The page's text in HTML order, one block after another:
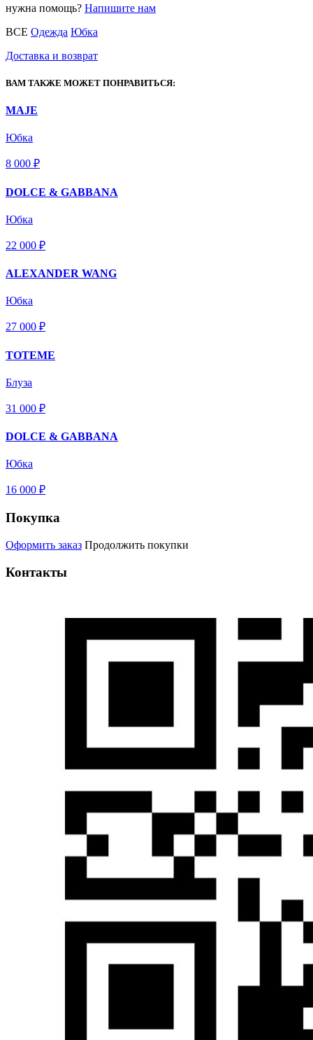
нужна помощь? Напишите нам
ВСЕ Одежда Юбка
Доставка и возврат
ВАМ ТАКЖЕ МОЖЕТ ПОНРАВИТЬСЯ:
MAJE
Юбка
8 000 ₽
DOLCE & GABBANA
Юбка
22 000 ₽
ALEXANDER WANG
Юбка
27 000 ₽
TOTEME
Блуза
31 000 ₽
DOLCE & GABBANA
Юбка
16 000 ₽
Покупка
Оформить заказ Продолжить покупки
Контакты